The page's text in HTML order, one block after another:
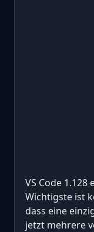
VS Code 1.128
Wichtigste ist
dass eine
jetzt mehrere